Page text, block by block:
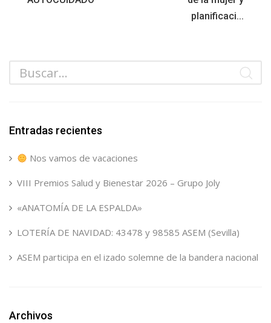
planificaci...
Entradas recientes
Nos vamos de vacaciones
VIII Premios Salud y Bienestar 2026 – Grupo Joly
«ANATOMÍA DE LA ESPALDA»
LOTERÍA DE NAVIDAD: 43478 y 98585 ASEM (Sevilla)
ASEM participa en el izado solemne de la bandera nacional
Archivos